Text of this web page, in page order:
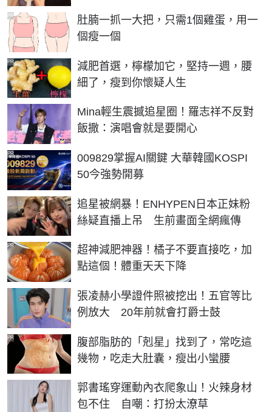
肚腩一抓一大把，只需1個雞蛋，用一
個瘦一個
PR
減肥首選，檸檬加它，堅持一週，腰
細了，瘦到你懷疑人生
PR
Mina輕生震撼追星圈！羅志祥不反對
飯撒：演唱會就是要開心
009829掌握AI關鍵 大華韓國KOSPI
50今強勢開募
PR
追星被網暴！ENHYPEN日本正妹粉
絲疑直播上吊 生前畫面全網瘋傳
超神減肥神器！橘子不要直接吃，加
點這個！體重天天下降
PR
張凌赫小學證件照被挖出！五官等比
例放大 20年前就會打爵士鼓
腹部脂肪的「剋星」找到了，常吃這
幾物，吃走大肚囊，瘦出小蠻腰
PR
郭書瑤穿運動內衣爬象山！火辣身材
包不住 自嘲：打扮太潦草